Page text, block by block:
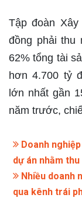
Tập đoàn
đồng phải thu
62% tổng tài
hơn 4.700 tỷ
lớn nhất gần
năm trước,
Doanh
dự án nhằm
Nhiều doanh
qua kênh trái